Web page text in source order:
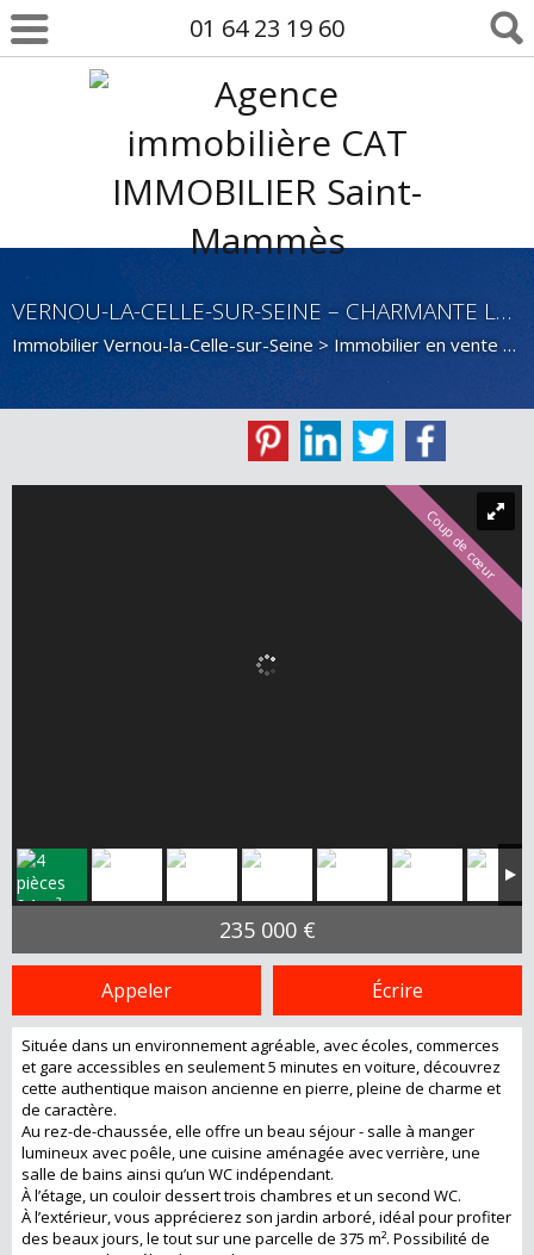
01 64 23 19 60
VERNOU-LA-CELLE-SUR-SEINE – CHARMANTE LONGÈRE EN PIERRE, RARE SUR LE SECTEUR !
Immobilier Vernou-la-Celle-sur-Seine > Immobilier en vente Vernou-la-Celle-sur-Seine
Coup de cœur
235 000 €
Appeler Écrire
Située dans un environnement agréable, avec écoles, commerces
et gare accessibles en seulement 5 minutes en voiture, découvrez
cette authentique maison ancienne en pierre, pleine de charme et
de caractère.
Au rez-de-chaussée, elle offre un beau séjour - salle à manger
lumineux avec poêle, une cuisine aménagée avec verrière, une
salle de bains ainsi qu’un WC indépendant.
À l’étage, un couloir dessert trois chambres et un second WC.
À l’extérieur, vous apprécierez son jardin arboré, idéal pour profiter
des beaux jours, le tout sur une parcelle de 375 m². Possibilité de